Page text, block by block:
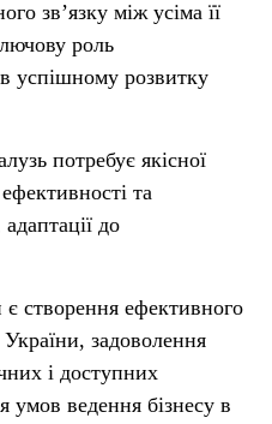
зв’язку між усіма її
роль
в успішному розвитку
потребує якісної
та
до
створення ефективного
задоволення
і доступних
умов ведення бізнесу в